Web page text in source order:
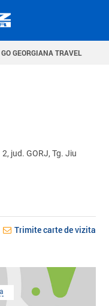
GO GEORGIANA TRAVEL
jud. GORJ, Tg. Jiu
Trimite carte de vizita